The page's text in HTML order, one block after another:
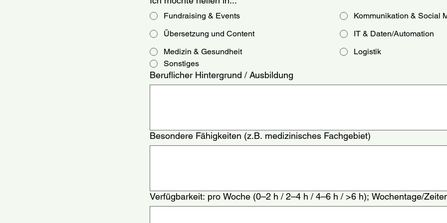
Fundraising & Events
Kommunikation & Social
Übersetzung und Content
IT & Daten/Automation
Medizin & Gesundheit
Logistik
Sonstiges
Beruflicher Hintergrund / Ausbildung
Besondere Fähigkeiten (z.B. medizinisches Fachgebiet)
Verfügbarkeit: pro Woche (0–2 h / 2–4 h / 4–6 h / >6 h); Wochentage/